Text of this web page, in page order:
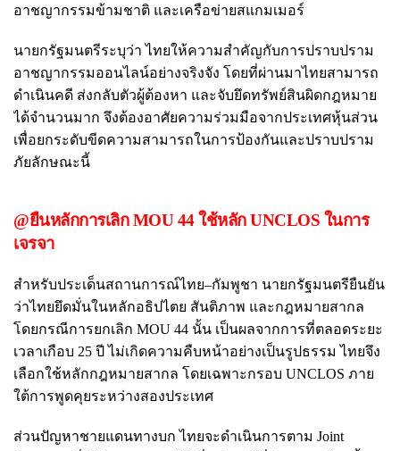
อาชญากรรมข้ามชาติ และเครือข่ายสแกมเมอร์
นายกรัฐมนตรีระบุว่า ไทยให้ความสำคัญกับการปราบปราม
อาชญากรรมออนไลน์อย่างจริงจัง โดยที่ผ่านมาไทยสามารถ
ดำเนินคดี ส่งกลับตัวผู้ต้องหา และจับยึดทรัพย์สินผิดกฎหมาย
ได้จำนวนมาก จึงต้องอาศัยความร่วมมือจากประเทศหุ้นส่วน
เพื่อยกระดับขีดความสามารถในการป้องกันและปราบปราม
ภัยลักษณะนี้
@ยืนหลักการเลิก MOU 44 ใช้หลัก UNCLOS ในการ
เจรจา
สำหรับประเด็นสถานการณ์ไทย–กัมพูชา นายกรัฐมนตรียืนยัน
ว่าไทยยึดมั่นในหลักอธิปไตย สันติภาพ และกฎหมายสากล
โดยกรณีการยกเลิก MOU 44 นั้น เป็นผลจากการที่ตลอดระยะ
เวลาเกือบ 25 ปี ไม่เกิดความคืบหน้าอย่างเป็นรูปธรรม ไทยจึง
เลือกใช้หลักกฎหมายสากล โดยเฉพาะกรอบ UNCLOS ภาย
ใต้การพูดคุยระหว่างสองประเทศ
ส่วนปัญหาชายแดนทางบก ไทยจะดำเนินการตาม Joint